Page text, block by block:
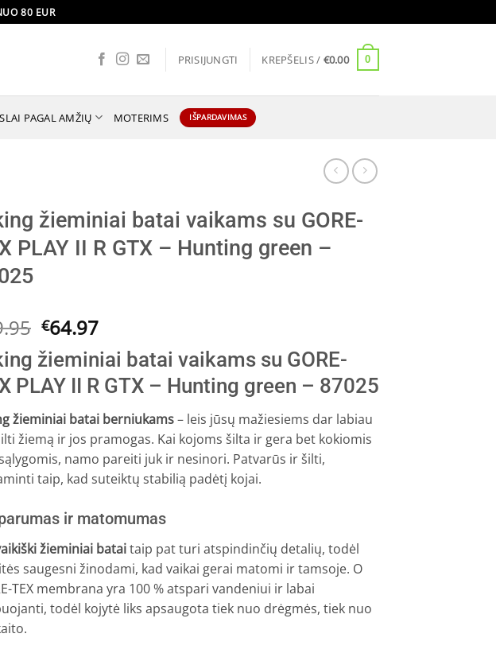
80 EUR
PRISIJUNGTI KREPŠELIS / €0.00 0
PAGAL AMŽIŲ MOTERIMS IŠPARDAVIMAS
žieminiai batai vaikams su GORE-
PLAY II R GTX – Hunting green –
Original
price
was:
€99.95.
€64.97Current
price
is:
€64.97.
žieminiai batai vaikams su GORE-
PLAY II R GTX – Hunting green – 87025
žieminiai batai berniukams– leis jūsų mažiesiems dar labiau
žiemą ir jos pramogas. Kai kojoms šilta ir gera bet kokiomis
namo pareiti juk ir nesinori. Patvarūs ir šilti,
taip, kad suteiktų stabilią padėtį kojai.
ir matomumas
žieminiai bataitaip pat turi atspindinčių detalių, todėl
saugesni žinodami, kad vaikai gerai matomi ir tamsoje. O
TEX membrana yra 100 % atspari vandeniui ir labai
todėl kojytė liks apsaugota tiek nuo drėgmės, tiek nuo